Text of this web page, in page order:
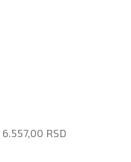
6.557,00 RSD